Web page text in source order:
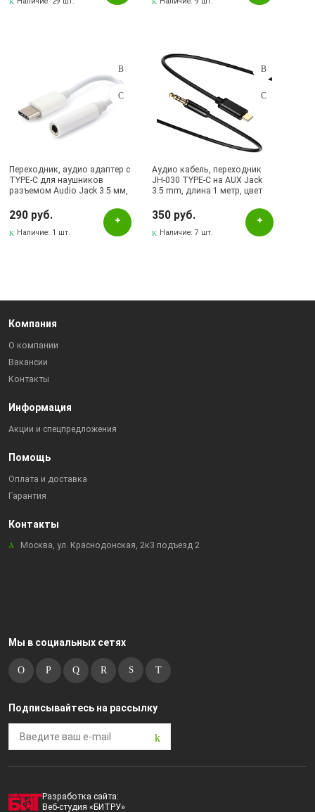
Переходник, аудио адаптер c
TYPE-C для наушников
разъемом Audio Jack 3.5 мм,
290 руб.
Наличие: 1 шт.
Аудио кабель, переходник
JH-030 TYPE-C на AUX Jack
3.5 mm, длина 1 метр, цвет
350 руб.
Наличие:7 шт.
Компания
О компании
Вакансии
Контакты
Информация
Акции и спецпредложения
Помощь
Оплата и доставка
Гарантия
Контакты
Москва, ул. Краснодонская, 2к3 подъезд 2
Мы в социальных сетях
Подписывайтесь на рассылку
Разработка сайта:
Веб-студия «БИТРУ»